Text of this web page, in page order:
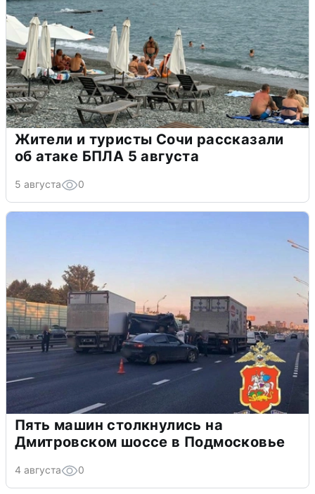
Жители и туристы Сочи рассказали
об атаке БПЛА 5 августа
5 августа 0
Пять машин столкнулись на
Дмитровском шоссе в Подмосковье
4 августа 0